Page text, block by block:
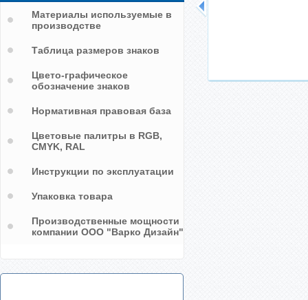
Материалы используемые в
производстве
Таблица размеров знаков
Цвето-графическое
обозначение знаков
Нормативная правовая база
Цветовые палитры в RGB,
CMYK, RAL
Инструкции по эксплуатации
Упаковка товара
Производственные мощности
компании ООО "Варко Дизайн"